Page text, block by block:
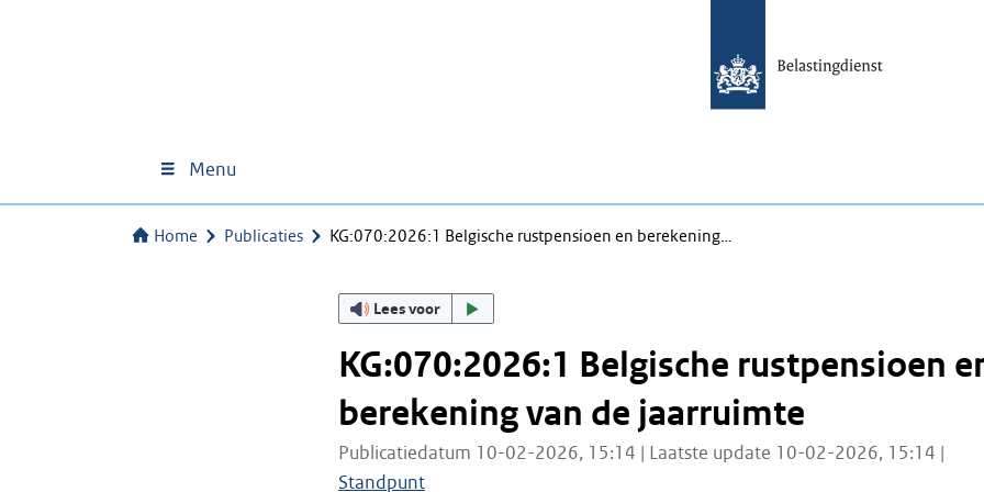
Menu
Home Publicaties KG:070:2026:1 Belgische rustpensioen en berekening…
Lees voor
KG:070:2026:1 Belgische rustpensioen
berekening van de jaarruimte
Publicatiedatum 10-02-2026, 15:14 | Laatste update 10-02-2026, 15:14 |
Standpunt